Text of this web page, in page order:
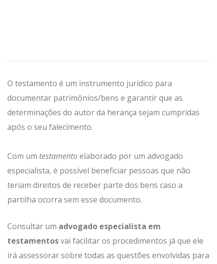
O testamento é um instrumento jurídico para
documentar patrimônios/bens e garantir que as
determinações do autor da herança sejam cumpridas
após o seu falecimento.
Com um testamentoelaborado por um advogado
especialista, é possível beneficiar pessoas que não
teriam direitos de receber parte dos bens caso a
partilha ocorra sem esse documento.
Consultar um advogado especialista em
testamentosvai facilitar os procedimentos já que ele
irá assessorar sobre todas as questões envolvidas para